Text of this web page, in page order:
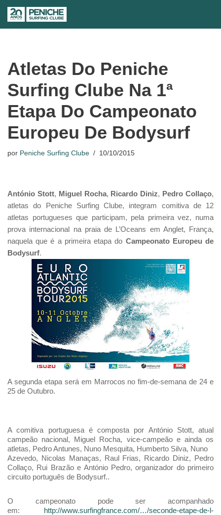
conteúdo
Atletas Do Peniche
Surfing Clube Na 1ª
Etapa Do Campeonato
Europeu De Bodysurf
por Peniche Surfing Clube 10/10/2015
António Stott, Miguel Rocha, Ricardo Diniz, Pedro Collaço,
atletas do Peniche Surfing Clube, integram comitiva de 12
atletas portugueses que participam, pela primeira vez, numa
prova internacional na praia de L’Oceans em Anglet, França,
naquela que é a primeira etapa do Campeonato Europeu de
Bodysurf.
A segunda etapa será em Marrocos no fim-de-semana de 24 e
25 de Outubro.
A comitiva portuguesa é composta por António Stott, atual
campeão nacional, Miguel Rocha, vice-campeão e ainda os
atletas, Pedro Antunes, Nuno Mesquita, Humberto Silva, Nuno
Azevedo, Nicolas Manaças, Raul Frias, Ricardo Diniz, Pedro
Collaço, Rui Brazão e António Pedro, organizador do primeiro
circuito português de Bodysurf..
O campeonato pode ser acompanhado
em: http://www.surfingfrance.com/…/seconde-etape-de-l-